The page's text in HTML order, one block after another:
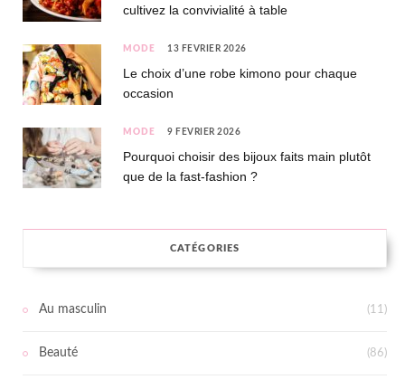
cultivez la convivialité à table
MODE 13 FÉVRIER 2026
Le choix d’une robe kimono pour chaque
occasion
MODE 9 FÉVRIER 2026
Pourquoi choisir des bijoux faits main plutôt
que de la fast-fashion ?
CATÉGORIES
Au masculin (11)
Beauté (86)